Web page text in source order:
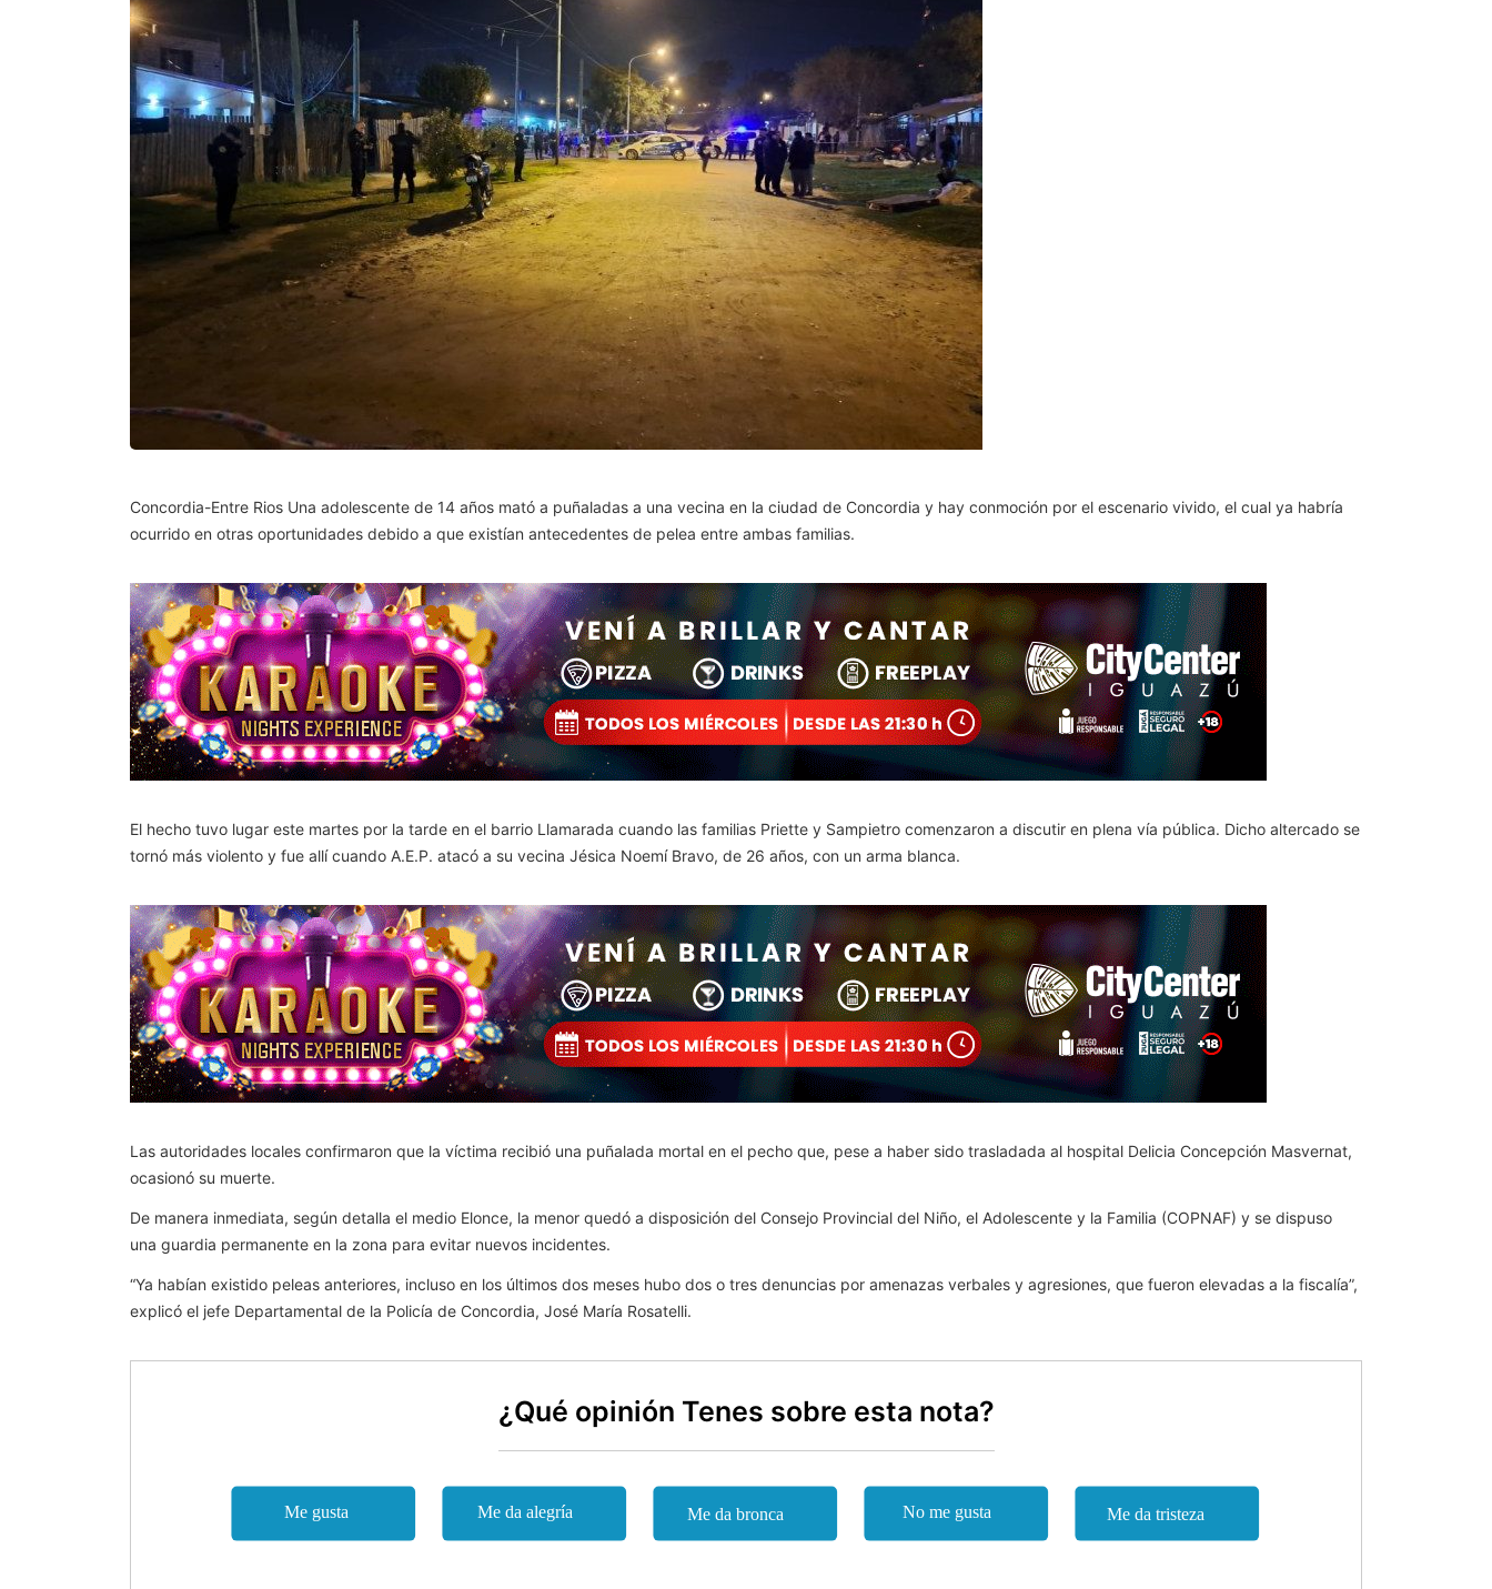
Concordia-Entre Rios Una adolescente de 14 años mató a puñaladas a una vecina en la ciudad de Concordia y hay conmoción por el escenario vivido, el cual ya habría
ocurrido en otras oportunidades debido a que existían antecedentes de pelea entre ambas familias.
El hecho tuvo lugar este martes por la tarde en el barrio Llamarada cuando las familias Priette y Sampietro comenzaron a discutir en plena vía pública. Dicho altercado se
tornó más violento y fue allí cuando A.E.P. atacó a su vecina Jésica Noemí Bravo, de 26 años, con un arma blanca.
Las autoridades locales confirmaron que la víctima recibió una puñalada mortal en el pecho que, pese a haber sido trasladada al hospital Delicia Concepción Masvernat,
ocasionó su muerte.
De manera inmediata, según detalla el medio Elonce, la menor quedó a disposición del Consejo Provincial del Niño, el Adolescente y la Familia (COPNAF) y se dispuso
una guardia permanente en la zona para evitar nuevos incidentes.
“Ya habían existido peleas anteriores, incluso en los últimos dos meses hubo dos o tres denuncias por amenazas verbales y agresiones, que fueron elevadas a la fiscalía”,
explicó el jefe Departamental de la Policía de Concordia, José María Rosatelli.
¿Qué opinión Tenes sobre esta nota?